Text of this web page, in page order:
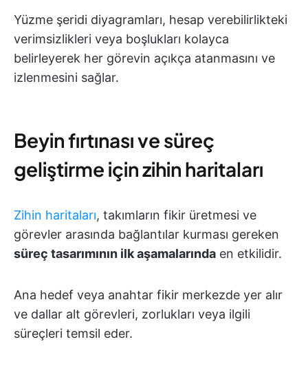
Yüzme şeridi diyagramları, hesap verebilirlikteki
verimsizlikleri veya boşlukları kolayca
belirleyerek her görevin açıkça atanmasını ve
izlenmesini sağlar.
Beyin fırtınası ve süreç
geliştirme için zihin haritaları
Zihin haritaları, takımların fikir üretmesi ve
görevler arasında bağlantılar kurması gereken
süreç tasarımının ilk aşamalarında en etkilidir.
Ana hedef veya anahtar fikir merkezde yer alır
ve dallar alt görevleri, zorlukları veya ilgili
süreçleri temsil eder.